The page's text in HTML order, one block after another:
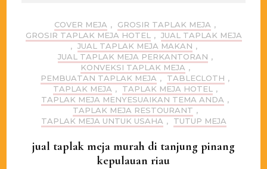
COVER MEJA , GROSIR TAPLAK MEJA ,
GROSIR TAPLAK MEJA HOTEL , JUAL TAPLAK MEJA
, JUAL TAPLAK MEJA MAKAN ,
JUAL TAPLAK MEJA PERKANTORAN ,
KONVEKSI TAPLAK MEJA ,
PEMBUATAN TAPLAK MEJA , TABLECLOTH ,
TAPLAK MEJA , TAPLAK MEJA HOTEL ,
TAPLAK MEJA MENYESUAIKAN TEMA ANDA ,
TAPLAK MEJA RESTOURANT ,
TAPLAK MEJA UNTUK USAHA , TUTUP MEJA
jual taplak meja murah di tanjung pinang
kepulauan riau